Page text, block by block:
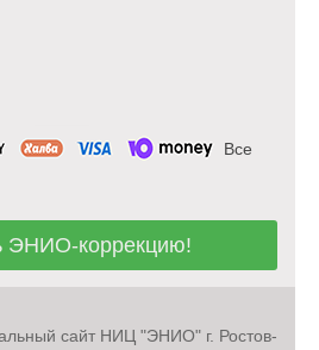
Все
ЭНИО-коррекцию!
сайт НИЦ "ЭНИО" г. Ростов-